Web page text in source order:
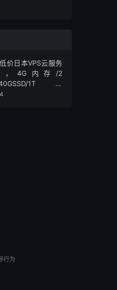
价日本VPS云服务
，4G内存/2
1T流
带宽，低至36元/
行为